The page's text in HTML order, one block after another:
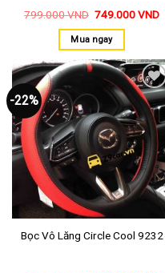
799.000VND 749.000VND
Mua ngay
-22%
Thêm
vào
yêu
thích
Bọc Vô Lăng Circle Cool 9232